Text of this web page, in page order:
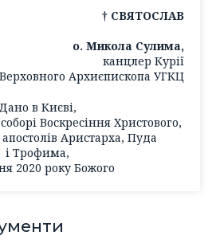
† СВЯТОСЛАВ
о. Микола Сулима,
канцлер Курії
Верховного Архиєпископа УГКЦ
Дано в Києві,
Воскресіння Христового,
Аристарха, Пуда
і Трофима,
2020 року Божого